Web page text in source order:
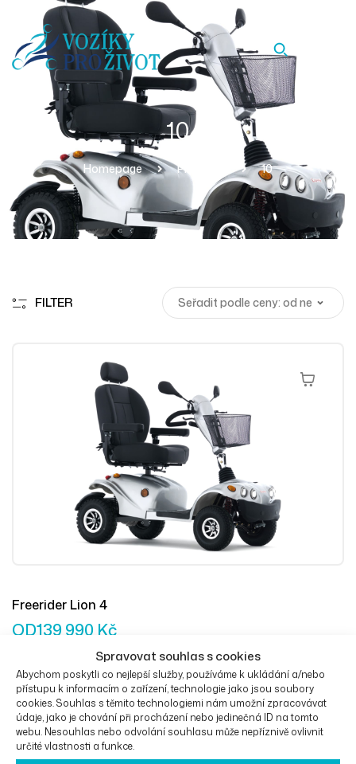
Spravovat souhlas s cookies
Abychom poskytli co nejlepší služby, používáme k ukládání a/nebo
přístupu k informacím o zařízení, technologie jako jsou soubory
cookies. Souhlas s těmito technologiemi nám umožní zpracovávat
údaje, jako je chování při procházení nebo jedinečná ID na tomto
webu. Nesouhlas nebo odvolání souhlasu může nepříznivě ovlivnit
určité vlastnosti a funkce.
10
Homepage Produkty 10
FILTER
Výběr
Freerider Lion 4
OD139 990 Kč